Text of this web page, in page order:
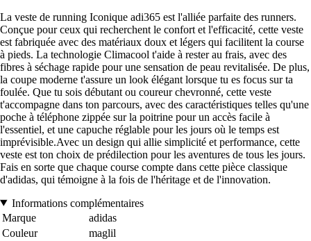
La veste de running Iconique adi365 est l'alliée parfaite des runners.
Conçue pour ceux qui recherchent le confort et l'efficacité, cette veste
est fabriquée avec des matériaux doux et légers qui facilitent la course
à pieds. La technologie Climacool t'aide à rester au frais, avec des
fibres à séchage rapide pour une sensation de peau revitalisée. De plus,
la coupe moderne t'assure un look élégant lorsque tu es focus sur ta
foulée. Que tu sois débutant ou coureur chevronné, cette veste
t'accompagne dans ton parcours, avec des caractéristiques telles qu'une
poche à téléphone zippée sur la poitrine pour un accès facile à
l'essentiel, et une capuche réglable pour les jours où le temps est
imprévisible.Avec un design qui allie simplicité et performance, cette
veste est ton choix de prédilection pour les aventures de tous les jours.
Fais en sorte que chaque course compte dans cette pièce classique
d'adidas, qui témoigne à la fois de l'héritage et de l'innovation.
Informations complémentaires
Marque
adidas
Couleur
maglil